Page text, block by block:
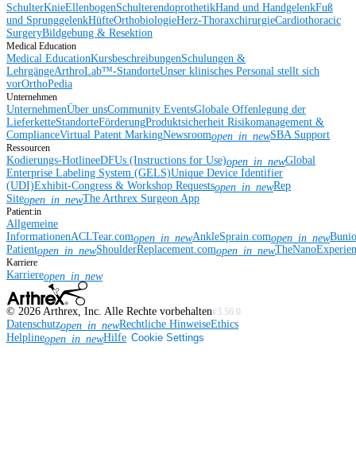
SchulterKnieEllenbogenSchulterendoprothetikHand und HandgelenkFuß
und SprunggelenkHüfteOrthobiologieHerz-ThoraxchirurgieCardiothoracic
SurgeryBildgebung & Resektion
Medical Education
Medical EducationKursbeschreibungenSchulungen &
LehrgängeArthroLab™-StandorteUnser klinisches Personal stellt sich
vorOrthoPedia
Unternehmen
UnternehmenÜber unsCommunity EventsGlobale Offenlegung der
LieferketteStandorteFörderungProduktsicherheit Risikomanagement &
ComplianceVirtual Patent MarkingNewsroomopen_in_newSBA Support
Ressourcen
Kodierungs-HotlineeDFUs (Instructions for Use)open_in_newGlobal
Enterprise Labeling System (GELS)Unique Device Identifier
(UDI)Exhibit-Congress & Workshop Requestsopen_in_newRep
Siteopen_in_newThe Arthrex Surgeon App
Patient:in
Allgemeine
InformationenACLTear.comopen_in_newAnkleSprain.comopen_in_new
Patientopen_in_newShoulderReplacement.comopen_in_new
Karriere
Karriereopen_in_new
© 2026 Arthrex, Inc. Alle Rechte vorbehaltenv3.56.0
Datenschutzopen_in_newRechtliche HinweiseEthics
Helplineopen_in_newHilfe Cookie Settings